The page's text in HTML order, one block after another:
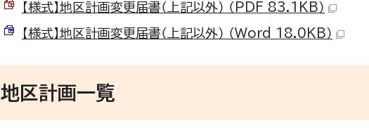
【様式】地区計画変更届書（上記以外） （PDF 83.1KB）
【様式】地区計画変更届書（上記以外） （Word 18.0KB）
地区計画一覧